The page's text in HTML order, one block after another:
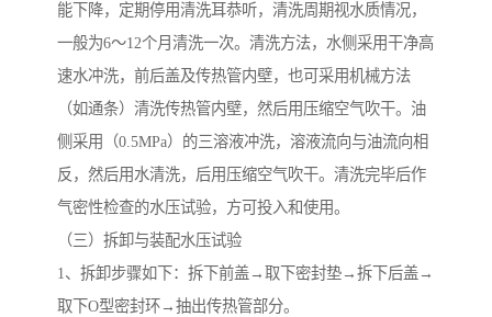
能下降，定期停用清洗耳恭听，清洗周期视水质情况，
一般为6～12个月清洗一次。清洗方法，水侧采用干净高
速水冲洗，前后盖及传热管内壁，也可采用机械方法
（如通条）清洗传热管内壁，然后用压缩空气吹干。油
侧采用（0.5MPa）的三溶液冲洗，溶液流向与油流向相
反，然后用水清洗，后用压缩空气吹干。清洗完毕后作
气密性检查的水压试验，方可投入和使用。
（三）拆卸与装配水压试验
1、拆卸步骤如下：拆下前盖→取下密封垫→拆下后盖→
取下O型密封环→抽出传热管部分。